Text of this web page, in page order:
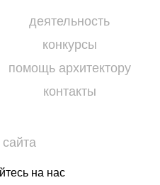
деятельность
конкурсы
помощь архитектору
контакты
сайта
на нас